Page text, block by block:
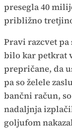
presegla 40
približno
Pravi razcvet
bilo kar petkrat
prepričane, da
pa so želele
bančni račun,
nadaljnja
goljufom